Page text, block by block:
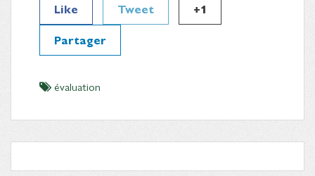
Like
Tweet
+1
Partager
évaluation